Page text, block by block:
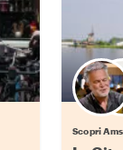
Scopri